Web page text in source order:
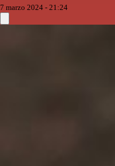
7 marzo 2024 - 21:24